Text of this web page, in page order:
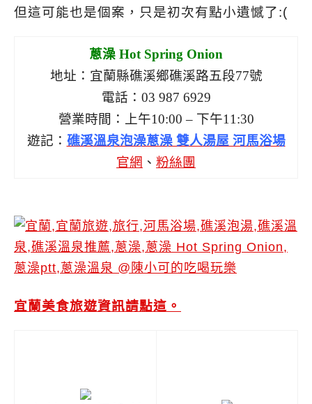
但這可能也是個案，只是初次有點小遺憾了:(
蔥澡 Hot Spring Onion
地址：宜蘭縣礁溪鄉礁溪路五段77號
電話：03 987 6929
營業時間：上午10:00 – 下午11:30
遊記： 礁溪溫泉泡澡蔥澡 雙人湯屋 河馬浴場
官網 、 粉絲團
宜蘭美食旅遊資訊請點這。